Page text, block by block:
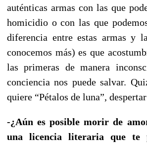
auténticas armas con las que
homicidio o con las que
diferencia entre estas armas y
conocemos más) es que
las primeras de manera
conciencia nos puede salvar.
quiere “Pétalos de luna”,
-¿Aún es posible morir de
una licencia literaria que te